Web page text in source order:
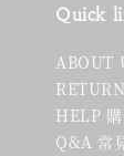
Quick
ABOUT
HELP
Q&A 常